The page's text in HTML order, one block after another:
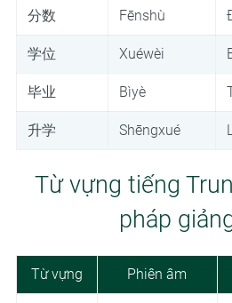
分数 Fēnshù
学位 Xuéwèi
毕业 Bìyè
升学 Shēngxué
Từ vựng tiếng
pháp
Từ vựng Phiên âm